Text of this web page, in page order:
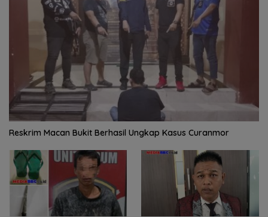
Reskrim Macan Bukit Berhasil Ungkap Kasus Curanmor